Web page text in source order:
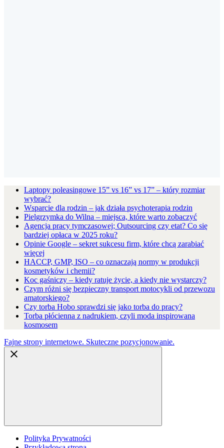
Laptopy poleasingowe 15” vs 16” vs 17” – który rozmiar
wybrać?
Wsparcie dla rodzin – jak działa psychoterapia rodzin
Pielgrzymka do Wilna – miejsca, które warto zobaczyć
Agencja pracy tymczasowej; Outsourcing czy etat? Co się
bardziej opłaca w 2025 roku?
Opinie Google – sekret sukcesu firm, które chcą zarabiać
więcej
HACCP, GMP, ISO – co oznaczają normy w produkcji
kosmetyków i chemii?
Koc gaśniczy – kiedy ratuje życie, a kiedy nie wystarczy?
Czym różni się bezpieczny transport motocykli od przewozu
amatorskiego?
Czy torba Hobo sprawdzi się jako torba do pracy?
Torba płócienna z nadrukiem, czyli moda inspirowana
kosmosem
Fajne strony internetowe. Skuteczne pozycjonowanie.
Polityka Prywatności